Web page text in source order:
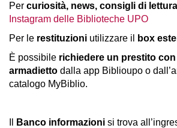
Per curiosità, news, consigli di lettura
Instagram delle Biblioteche UPO
Per le restituzioni utilizzare il box
È possibile richiedere un prestito
armadietto dalla app Biblioupo o
catalogo MyBiblio.
Banco informazioni si trova